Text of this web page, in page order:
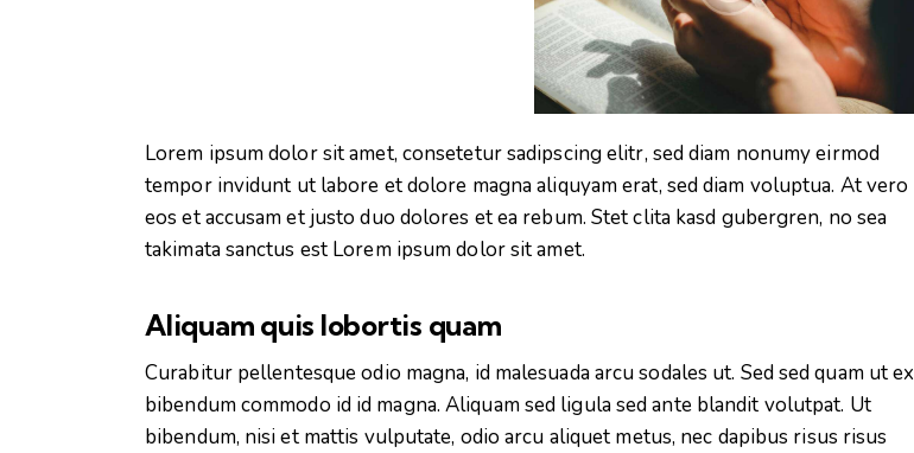
Lorem ipsum dolor sit amet, consetetur sadipscing elitr, sed diam nonumy eirmod
tempor invidunt ut labore et dolore magna aliquyam erat, sed diam voluptua. At vero
eos et accusam et justo duo dolores et ea rebum. Stet clita kasd gubergren, no sea
takimata sanctus est Lorem ipsum dolor sit amet.
Aliquam quis lobortis quam
Curabitur pellentesque odio magna, id malesuada arcu sodales ut. Sed sed quam ut ex
bibendum commodo id id magna. Aliquam sed ligula sed ante blandit volutpat. Ut
bibendum, nisi et mattis vulputate, odio arcu aliquet metus, nec dapibus risus risus
Concert Deborah LUKALU
Concert